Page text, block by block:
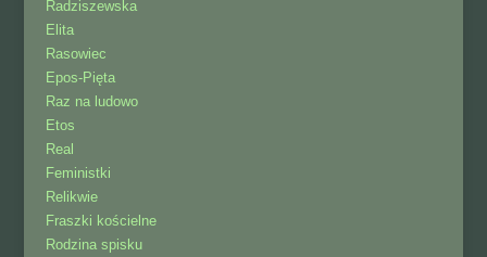
Radziszewska
Elita
Rasowiec
Epos-Pięta
Raz na ludowo
Etos
Real
Feministki
Relikwie
Fraszki kościelne
Rodzina spisku